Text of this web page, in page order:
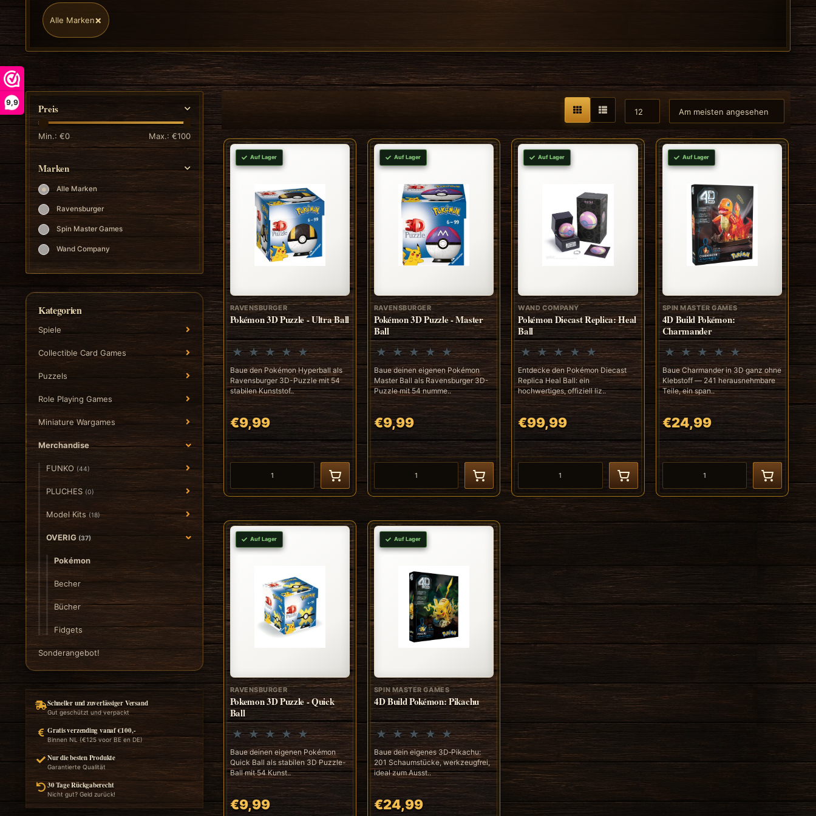
9,9
Alle Marken×
Preis
Min.: €0 Max.: €100
Marken
Alle Marken
Ravensburger
Spin Master Games
Wand Company
Kategorien
Spiele
Collectible Card Games
Puzzels
Role Playing Games
Miniature Wargames
Merchandise
FUNKO (44)
PLUCHES(0)
Model Kits(18)
OVERIG (37)
Pokémon
Becher
Bücher
Fidgets
Sonderangebot!
Schneller und zuverlässiger Versand
Gut geschützt und verpackt
Gratis verzending vanaf €100,-
Binnen NL (€125 voor BE en DE)
Nur die besten Produkte
Garantierte Qualität
30 Tage Rückgaberecht
Nicht gut? Geld zurück!
Auf Lager
RAVENSBURGER
Pokémon 3D Puzzle - Ultra Ball
Baue den Pokémon Hyperball als
Ravensburger 3D-Puzzle mit 54
stabilen Kunststof..
€9,99
Auf Lager
RAVENSBURGER
Pokémon 3D Puzzle - Master
Ball
Baue deinen eigenen Pokémon
Master Ball als Ravensburger 3D-
Puzzle mit 54 numme..
€9,99
Auf Lager
WAND COMPANY
Pokémon Diecast Replica: Heal
Ball
Entdecke den Pokémon Diecast
Replica Heal Ball: ein
hochwertiges, offiziell liz..
€99,99
Auf Lager
SPIN MASTER GAMES
4D Build Pokémon:
Charmander
Baue Charmander in 3D ganz ohne
Klebstoff — 241 herausnehmbare
Teile, ein span..
€24,99
Auf Lager
RAVENSBURGER
Pokemon 3D Puzzle - Quick
Ball
Baue deinen eigenen Pokémon
Quick Ball als stabilen 3D Puzzle-
Ball mit 54 Kunst..
€9,99
Auf Lager
SPIN MASTER GAMES
4D Build Pokémon: Pikachu
Baue dein eigenes 3D‑Pikachu:
201 Schaumstücke, werkzeugfrei,
ideal zum Ausst..
€24,99